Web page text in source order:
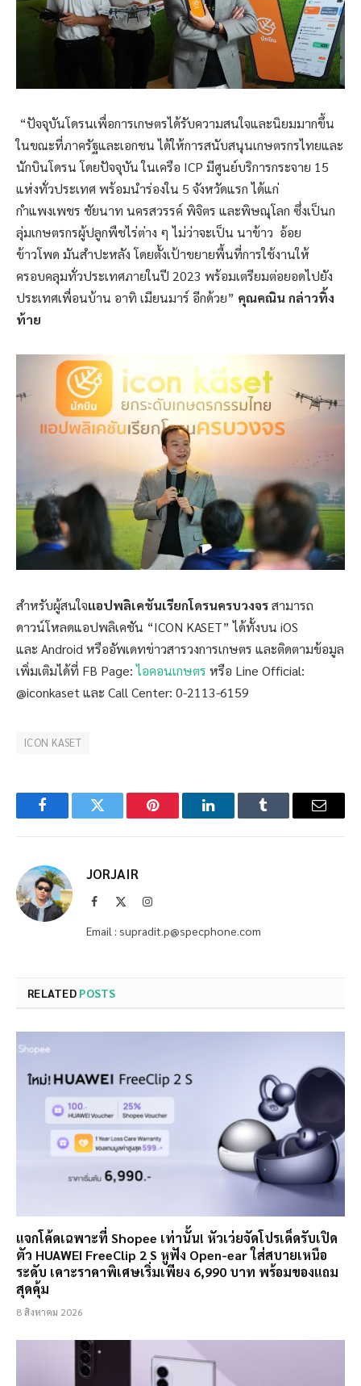
“ปัจจุบันโดรนเพื่อการเกษตรได้รับความสนใจและนิยมมากขึ้น
ในขณะที่ภาครัฐและเอกชน ได้ให้การสนับสนุนเกษตรกรไทยและ
นักบินโดรน โดยปัจจุบัน ในเครือ ICP มีศูนย์บริการกระจาย 15
แห่งทั่วประเทศ พร้อมนำร่องใน 5 จังหวัดแรก ได้แก่
กำแพงเพชร ชัยนาท นครสวรรค์ พิจิตร และพิษณุโลก ซึ่งเป็นก
ลุ่มเกษตรกรผู้ปลูกพืชไร่ต่าง ๆ ไม่ว่าจะเป็น นาข้าว อ้อย
ข้าวโพด มันสำปะหลัง โดยตั้งเป้าขยายพื้นที่การใช้งานให้
ครอบคลุมทั่วประเทศภายในปี 2023 พร้อมเตรียมต่อยอดไปยัง
ประเทศเพื่อนบ้าน อาทิ เมียนมาร์ อีกด้วย” คุณคณิน กล่าวทิ้ง
ท้าย
สำหรับผู้สนใจแอปพลิเคชันเรียกโดรนครบวงจรสามารถ
ดาวน์โหลดแอปพลิเคชัน “ICON KASET” ได้ทั้งบน iOS
และ Android หรืออัพเดทข่าวสารวงการเกษตร และติดตามข้อมูล
เพิ่มเติมได้ที่ FB Page:ไอคอนเกษตร หรือ Line Official:
@iconkaset และ Call Center: 0-2113-6159
ICON KASET
FacebookTwitter Pinterest LinkedInTumblr Email
JORJAIR
Facebook Instagram
Email : supradit.p@specphone.com
RELATED POSTS
แจกโค้ดเฉพาะที่ Shopee เท่านั้น! หัวเว่ยจัดโปรเด็ดรับเปิด
ตัว HUAWEI FreeClip 2 S หูฟัง Open-ear ใส่สบายเหนือ
ระดับ เคาะราคาพิเศษเริ่มเพียง 6,990 บาท พร้อมของแถม
สุดคุ้ม
8 สิงหาคม 2026